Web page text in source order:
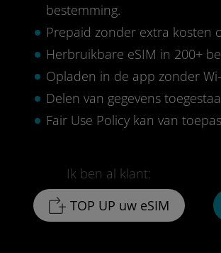
bestemming.
Prepaid zonder extra kosten
Herbruikbare eSIM in 200+
Opladen in de app zonder
Delen van gegevens
Fair Use Policy kan van
Ik ben al klant:
TOP UP uw eSIM